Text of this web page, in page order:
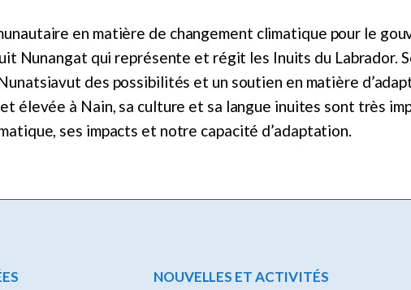
en matière de changement climatique pour le
Nunangat qui représente et régit les Inuits du Labrador.
des possibilités et un soutien en matière
élevée à Nain, sa culture et sa langue inuites sont très
ses impacts et notre capacité d’adaptation.
NOUVELLES ET ACTIVITÉS